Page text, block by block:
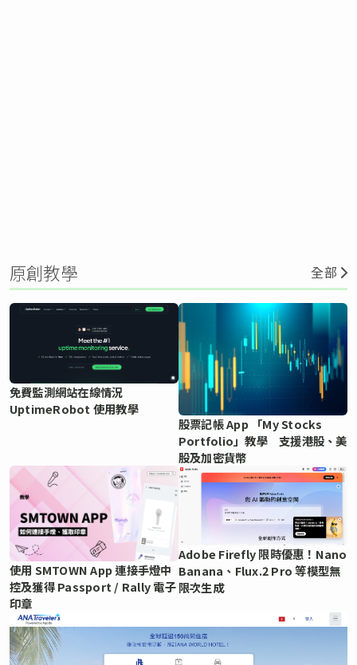
原創教學 全部
免費監測網站在線情況
UptimeRobot 使用教學
股票記帳 App 「My Stocks
Portfolio」教學 支援港股、美
股及加密貨幣
使用 SMTOWN App 連接手燈中
控及獲得 Passport / Rally 電子
印章
Adobe Firefly 限時優惠！Nano
Banana、Flux.2 Pro 等模型無
限次生成